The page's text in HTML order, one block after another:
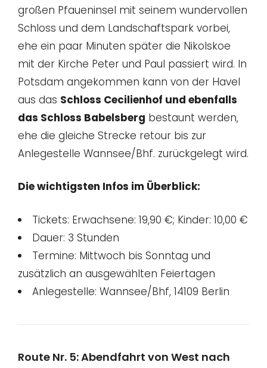
großen Pfaueninsel mit seinem wundervollen
Schloss und dem Landschaftspark vorbei,
ehe ein paar Minuten später die Nikolskoe
mit der Kirche Peter und Paul passiert wird. In
Potsdam angekommen kann von der Havel
aus das Schloss Cecilienhof und ebenfalls
das Schloss Babelsberg bestaunt werden,
ehe die gleiche Strecke retour bis zur
Anlegestelle Wannsee/Bhf. zurückgelegt wird.
Die wichtigsten Infos im Überblick:
Tickets: Erwachsene: 19,90 €; Kinder: 10,00 €
Dauer: 3 Stunden
Termine: Mittwoch bis Sonntag und
zusätzlich an ausgewählten Feiertagen
Anlegestelle: Wannsee/Bhf, 14109 Berlin
Route Nr. 5: Abendfahrt von West nach